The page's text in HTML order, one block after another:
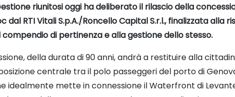
riunitosi oggi ha deliberato il rilascio della
dal RTI Vitali S.p.A./Roncello Capital S.r.l., finalizzata
di pertinenza e alla gestione dello stesso.
della durata di 90 anni, andrà a restituire alla
centrale tra il polo passeggeri del porto di
idealmente mette in connessione il Waterfront di